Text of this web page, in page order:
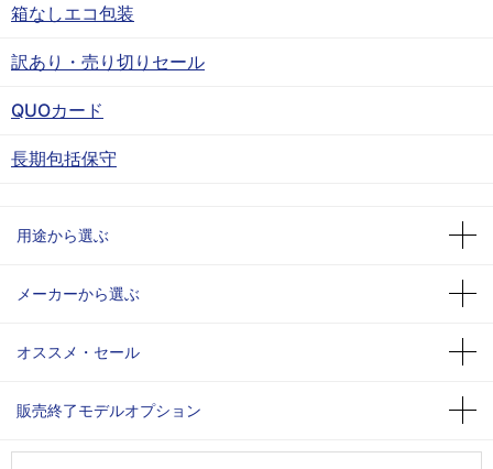
箱なしエコ包装
訳あり・売り切りセール
QUOカード
長期包括保守
用途から選ぶ
メーカーから選ぶ
オススメ・セール
販売終了モデルオプション